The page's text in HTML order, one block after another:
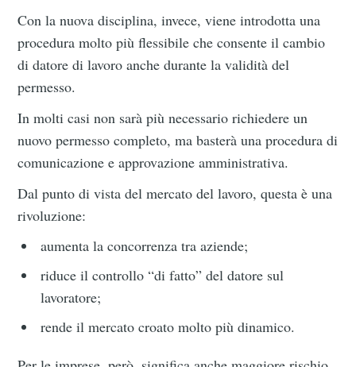
Con la nuova disciplina, invece, viene introdotta una
procedura molto più flessibile che consente il cambio
di datore di lavoro anche durante la validità del
permesso.
In molti casi non sarà più necessario richiedere un
nuovo permesso completo, ma basterà una procedura di
comunicazione e approvazione amministrativa.
Dal punto di vista del mercato del lavoro, questa è una
rivoluzione:
aumenta la concorrenza tra aziende;
riduce il controllo “di fatto” del datore sul
lavoratore;
rende il mercato croato molto più dinamico.